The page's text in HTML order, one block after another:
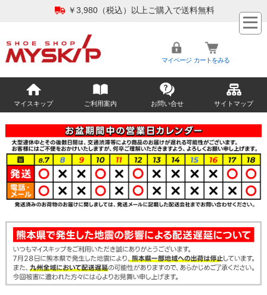
￥3,980（税込）以上ご購入で送料無料
マイページ カートをみる
マイスキップ ご利用案内 お問い合せ サイトマップ